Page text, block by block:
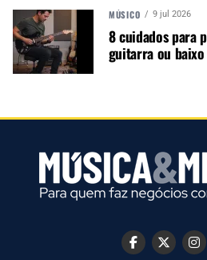
negócios para o
indústria de
iluminação e
musicais. Nós
A MÚSICA & MERCADO
Noticias que ajudam seu
Acesse o Canal
MÚSICO 9 jul 2026
8 cuidados para
guitarra ou